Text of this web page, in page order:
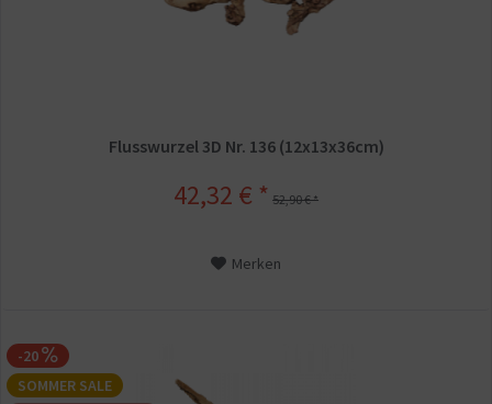
Flusswurzel 3D Nr. 136 (12x13x36cm)
42,32 € * 52,90 € *
Merken
-20
SOMMER SALE